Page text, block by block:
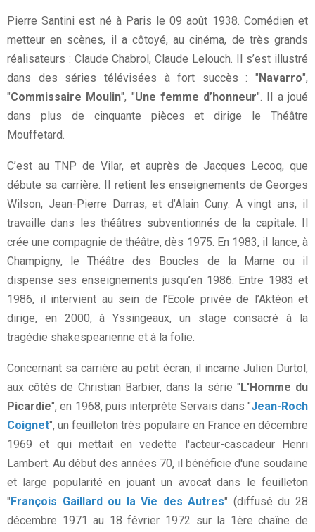
Pierre Santini est né à Paris le 09 août 1938. Comédien et
metteur en scènes, il a côtoyé, au cinéma, de très grands
réalisateurs : Claude Chabrol, Claude Lelouch. Il s’est illustré
dans des séries télévisées à fort succès : " Navarro",
"Commissaire Moulin", "Une femme d’honneur". Il a joué
dans plus de cinquante pièces et dirige le Théâtre
Mouffetard.
C’est au TNP de Vilar, et auprès de Jacques Lecoq, que
débute sa carrière. Il retient les enseignements de Georges
Wilson, Jean-Pierre Darras, et d’Alain Cuny. A vingt ans, il
travaille dans les théâtres subventionnés de la capitale. Il
crée une compagnie de théâtre, dès 1975. En 1983, il lance, à
Champigny, le Théâtre des Boucles de la Marne ou il
dispense ses enseignements jusqu’en 1986. Entre 1983 et
1986, il intervient au sein de l’Ecole privée de l’Aktéon et
dirige, en 2000, à Yssingeaux, un stage consacré à la
tragédie shakespearienne et à la folie.
Concernant sa carrière au petit écran, il incarne Julien Durtol,
aux côtés de Christian Barbier, dans la série " L'Homme du
Picardie", en 1968, puis interprète Servais dans "Jean-Roch
Coignet", un feuilleton très populaire en France en décembre
1969 et qui mettait en vedette l'acteur-cascadeur Henri
Lambert. Au début des années 70, il bénéficie d'une soudaine
et large popularité en jouant un avocat dans le feuilleton
" François Gaillard ou la Vie des Autres" (diffusé du 28
décembre 1971 au 18 février 1972 sur la 1ère chaîne de